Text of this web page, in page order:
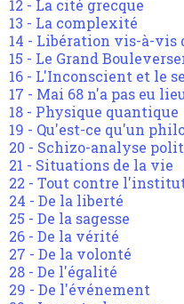
12 - La cité grecque
13 - La complexité
14 - Libération vis-à-vis
15 - Le Grand
16 - L'Inconscient et le
17 - Mai 68 n'a pas eu
18 - Physique quantique
19 - Qu'est-ce qu'un
20 - Schizo-analyse
21 - Situations de la vie
22 - Tout contre
24 - De la liberté
25 - De la sagesse
26 - De la vérité
27 - De la volonté
28 - De l'égalité
29 - De l'événement